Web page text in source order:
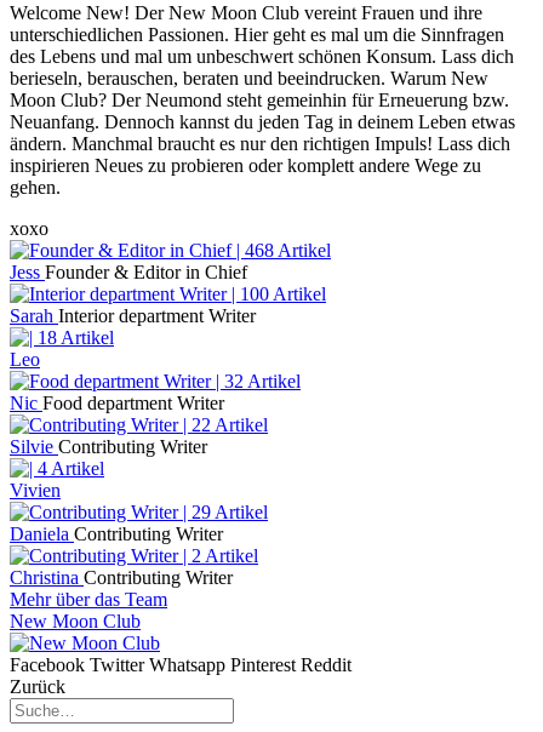
Welcome New! Der New Moon Club vereint Frauen und ihre
unterschiedlichen Passionen. Hier geht es mal um die Sinnfragen
des Lebens und mal um unbeschwert schönen Konsum. Lass dich
berieseln, berauschen, beraten und beeindrucken. Warum New
Moon Club? Der Neumond steht gemeinhin für Erneuerung bzw.
Neuanfang. Dennoch kannst du jeden Tag in deinem Leben etwas
ändern. Manchmal braucht es nur den richtigen Impuls! Lass dich
inspirieren Neues zu probieren oder komplett andere Wege zu
gehen.
xoxo
Jess Founder & Editor in Chief
Sarah Interior department Writer
Leo
Nic Food department Writer
Silvie Contributing Writer
Vivien
Daniela Contributing Writer
Christina Contributing Writer
Mehr über das Team
New Moon Club
Facebook Twitter Whatsapp Pinterest Reddit
Zurück